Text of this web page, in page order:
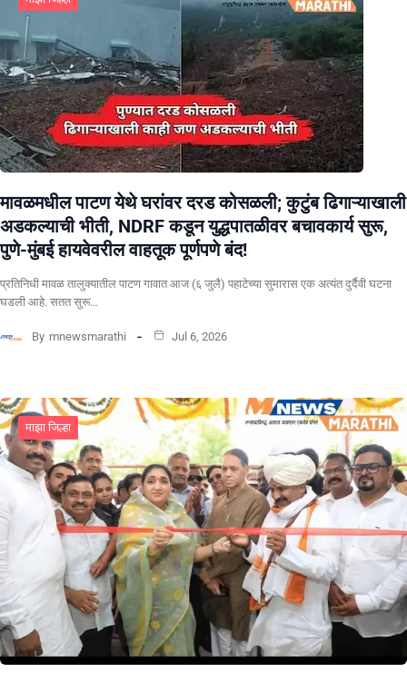
मावळमधील पाटण येथे घरांवर दरड कोसळली; कुटुंब ढिगाऱ्याखाली
अडकल्याची भीती, NDRF कडून युद्धपातळीवर बचावकार्य सुरू,
पुणे-मुंबई हायवेवरील वाहतूक पूर्णपणे बंद!
​प्रतिनिधी मावळ तालुक्यातील पाटण गावात आज (६ जुलै) पहाटेच्या सुमारास एक अत्यंत दुर्दैवी घटना
घडली आहे. सतत सुरू…
By mnewsmarathi Jul 6, 2026
माझा जिल्हा